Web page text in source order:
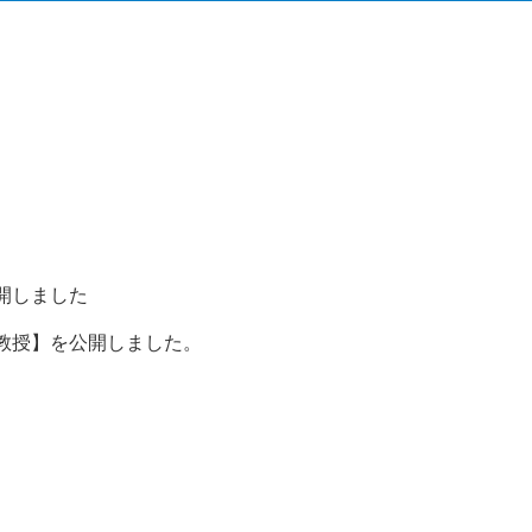
しました
】を公開しました。